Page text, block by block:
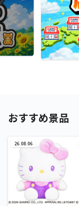
おすすめ景品
26.08.06